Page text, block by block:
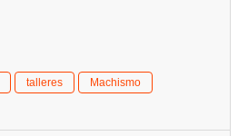
talleres
Machismo